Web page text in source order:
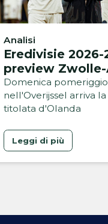
Analisi
Eredivisie 2026-
preview
Domenica pomeriggio
nell'Overijssel arriva
titolata d'Olanda
Leggi di più